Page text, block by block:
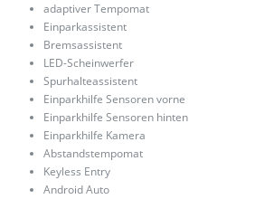
adaptiver Tempomat
Einparkassistent
Bremsassistent
LED-Scheinwerfer
Spurhalteassistent
Einparkhilfe Sensoren vorne
Einparkhilfe Sensoren hinten
Einparkhilfe Kamera
Abstandstempomat
Keyless Entry
Android Auto